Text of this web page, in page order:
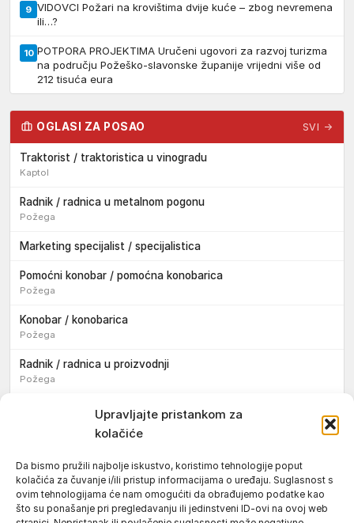
Upravljajte pristankom za
kolačiće
Da bismo pružili najbolje iskustvo, koristimo tehnologije poput
kolačića za čuvanje i/ili pristup informacijama o uređaju. Suglasnost s
ovim tehnologijama će nam omogućiti da obrađujemo podatke kao
što su ponašanje pri pregledavanju ili jedinstveni ID-ovi na ovoj web
9 VIDOVCI Požari na krovištima dvije kuće – zbog nevremena
ili…?
10 POTPORA PROJEKTIMA Uručeni ugovori za razvoj turizma
na području Požeško-slavonske županije vrijedni više od
212 tisuća eura
OGLASI ZA POSAO SVI →
Traktorist / traktoristica u vinogradu
Kaptol
Radnik / radnica u metalnom pogonu
Požega
Marketing specijalist / specijalistica
Pomoćni konobar / pomoćna konobarica
Požega
Konobar / konobarica
Požega
Radnik / radnica u proizvodnji
Požega
Sezonski pomoćni radnik / sezonska pomoćna radnica
Pomoćni pekar / pomoćna pekarica
Pekar / pekarica
Požega